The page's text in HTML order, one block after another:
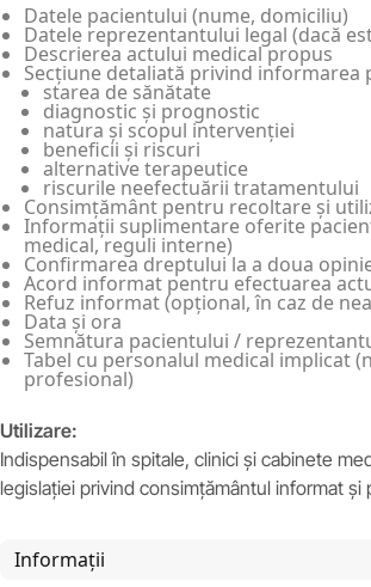
Datele pacientului (nume, domiciliu)
Datele reprezentantului legal (dacă
Descrierea actului medical propus
Secțiune detaliată privind informarea
starea de sănătate
diagnostic și prognostic
natura și scopul intervenției
beneficii și riscuri
alternative terapeutice
riscurile neefectuării tratamentului
Consimțământ pentru recoltare și
Informații suplimentare oferite
medical, reguli interne)
Confirmarea dreptului la a doua
Acord informat pentru efectuarea
Refuz informat (opțional, în caz de
Data și ora
Semnătura pacientului /
Tabel cu personalul medical implicat
profesional)
Utilizare:
Indispensabil în spitale, clinici și cabinete
legislației privind consimțământul informat și
Informații